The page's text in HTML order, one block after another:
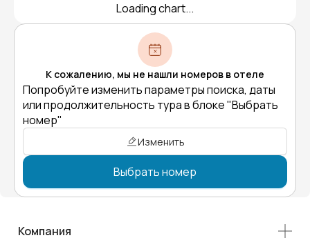
Loading chart...
К сожалению, мы не нашли номеров в отеле
Попробуйте изменить параметры поиска, даты
или продолжительность тура в блоке "Выбрать
номер"
Изменить
Выбрать номер
Компания